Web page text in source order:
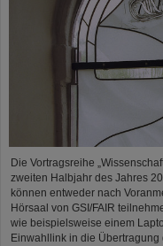
Die Vortragsreihe
zweiten Halbjahr des Jahres
können entweder nach
Hörsaal von GSI/FAIR
wie beispielsweise einem
Einwahllink in die